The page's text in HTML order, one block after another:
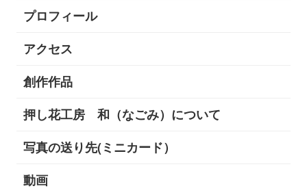
プロフィール
アクセス
創作作品
押し花工房 和（なごみ）について
写真の送り先(ミニカード）
動画